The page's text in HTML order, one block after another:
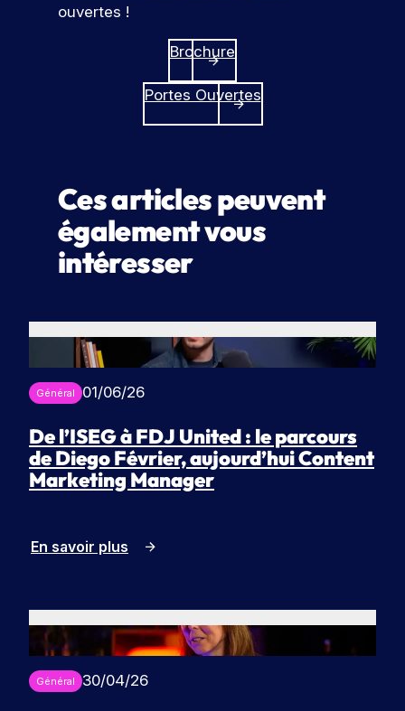
ouvertes !
Brochure
Portes Ouvertes
Ces articles peuvent
également vous
intéresser
Général 01/06/26
De l’ISEG à FDJ United : le parcours
de Diego Février, aujourd’hui Content
Marketing Manager
En savoir plus
Général 30/04/26